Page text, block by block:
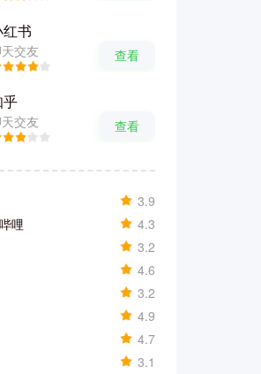
书
交友 查看
乎
交友 查看
3.9
哩
4.3
3.2
4.6
3.2
4.9
4.7
3.1